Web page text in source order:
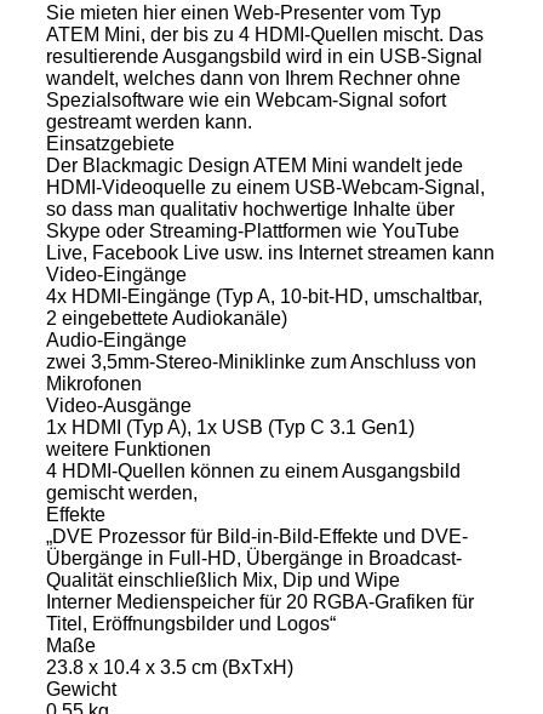
Sie mieten hier einen Web-Presenter vom Typ
ATEM Mini, der bis zu 4 HDMI-Quellen mischt. Das
resultierende Ausgangsbild wird in ein USB-Signal
wandelt, welches dann von Ihrem Rechner ohne
Spezialsoftware wie ein Webcam-Signal sofort
gestreamt werden kann.
Einsatzgebiete
Der Blackmagic Design ATEM Mini wandelt jede
HDMI-Videoquelle zu einem USB-Webcam-Signal,
so dass man qualitativ hochwertige Inhalte über
Skype oder Streaming-Plattformen wie YouTube
Live, Facebook Live usw. ins Internet streamen kann
Video-Eingänge
4x HDMI-Eingänge (Typ A, 10-bit-HD, umschaltbar,
2 eingebettete Audiokanäle)
Audio-Eingänge
zwei 3,5mm-Stereo-Miniklinke zum Anschluss von
Mikrofonen
Video-Ausgänge
1x HDMI (Typ A), 1x USB (Typ C 3.1 Gen1)
weitere Funktionen
4 HDMI-Quellen können zu einem Ausgangsbild
gemischt werden,
Effekte
„DVE Prozessor für Bild-in-Bild-Effekte und DVE-
Übergänge in Full-HD, Übergänge in Broadcast-
Qualität einschließlich Mix, Dip und Wipe
Interner Medienspeicher für 20 RGBA-Grafiken für
Titel, Eröffnungsbilder und Logos“
Maße
23.8 x 10.4 x 3.5 cm (BxTxH)
Gewicht